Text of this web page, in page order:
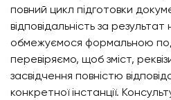
повний цикл підготовки
відповідальність за
обмежуємося формальною
перевіряємо, щоб зміст,
засвідчення повністю
конкретної інстанції.